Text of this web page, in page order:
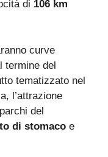
di 106 km
curve
termine del
tematizzato nel
l’attrazione
del
di stomaco e